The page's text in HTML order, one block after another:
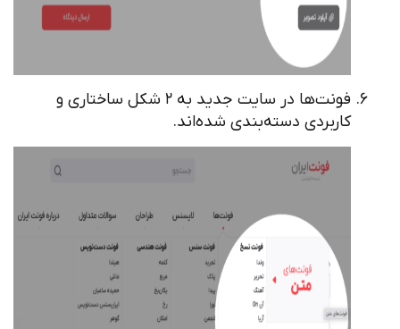
فونت‌ها در سایت جدید به ۲ شکل ساختاری و
کاربردی دسته‌بندی شده‌اند.